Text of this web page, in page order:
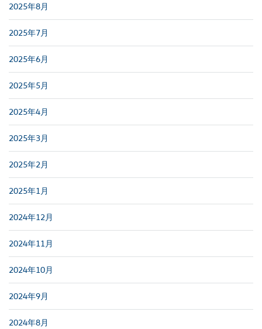
2025年8月
2025年7月
2025年6月
2025年5月
2025年4月
2025年3月
2025年2月
2025年1月
2024年12月
2024年11月
2024年10月
2024年9月
2024年8月